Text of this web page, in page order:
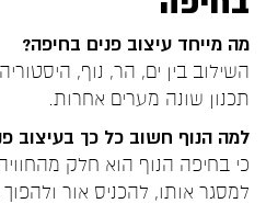
מה מייחד עיצוב פנים בחיפה?
השילוב בין ים, הר, נוף,
תכנון שונה מערים אחרות.
למה הנוף חשוב כל כך בעיצוב
כי בחיפה הנוף הוא חלק
למסגר אותו, להכניס אור